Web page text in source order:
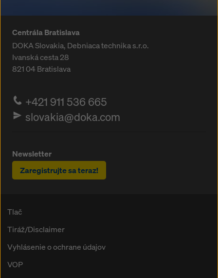
Centrála Bratislava
DOKA Slovakia, Debniaca technika s.r.o.
Ivanská cesta 28
821 04Bratislava
+421 911 536 665
slovakia@doka.com
Newsletter
Zaregistrujte sa teraz!
Tlač
Tiráž/Disclaimer
Vyhlásenie o ochrane údajov
VOP